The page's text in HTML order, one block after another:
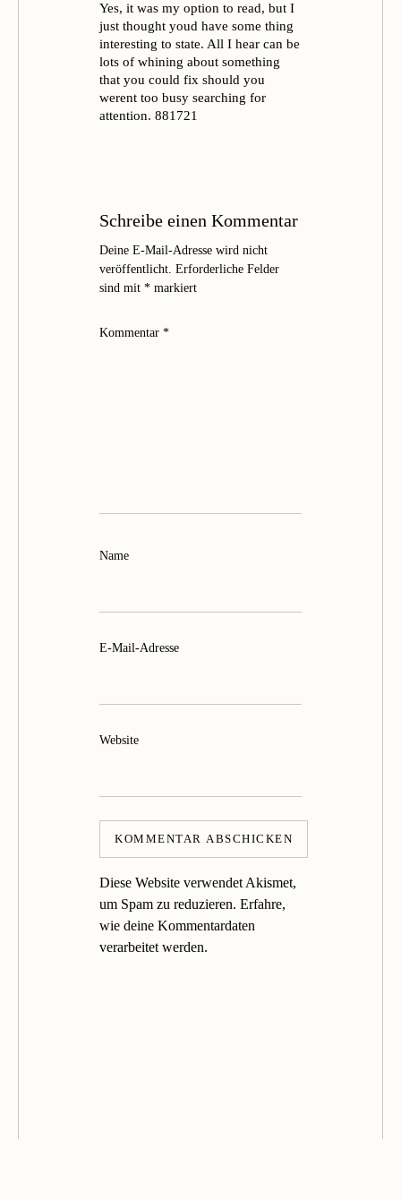
Yes, it was my option to read, but I
just thought youd have some thing
interesting to state. All I hear can be
lots of whining about something
that you could fix should you
werent too busy searching for
attention. 881721
Schreibe einen Kommentar
Deine E-Mail-Adresse wird nicht
veröffentlicht. Erforderliche Felder
sind mit * markiert
Kommentar *
Name
E-Mail-Adresse
Website
Diese Website verwendet Akismet,
um Spam zu reduzieren. Erfahre,
wie deine Kommentardaten
verarbeitet werden.